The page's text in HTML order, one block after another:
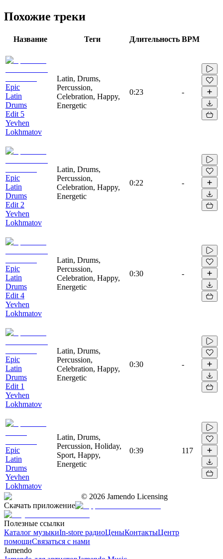
Похожие треки
Название Теги Длительность BPM
Epic
Latin
Drums
Edit 5
Yevhen
Lokhmatov
Latin, Drums,
Percussion,
Celebration, Happy,
Energetic
0:23 -
Epic
Latin
Drums
Edit 2
Yevhen
Lokhmatov
Latin, Drums,
Percussion,
Celebration, Happy,
Energetic
0:22 -
Epic
Latin
Drums
Edit 4
Yevhen
Lokhmatov
Latin, Drums,
Percussion,
Celebration, Happy,
Energetic
0:30 -
Epic
Latin
Drums
Edit 1
Yevhen
Lokhmatov
Latin, Drums,
Percussion,
Celebration, Happy,
Energetic
0:30 -
Epic
Latin
Drums
Yevhen
Lokhmatov
Latin, Drums,
Percussion, Holiday,
Sport, Happy,
Energetic
0:39 117
© 2026 Jamendo Licensing
Скачать приложение
Полезные ссылки
Каталог музыкиIn-store радиоЦеныКонтактыЦентр
помощиСвязаться с нами
Jamendo